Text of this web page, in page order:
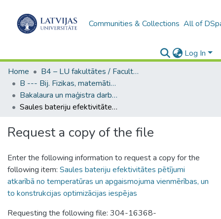
Communities & Collections All of
Log In
Home
B4 – LU fakultātes / Faculties of the UL
B --- Bij. Fizikas, matemātikas un optometrijas fakultātes studentu noslēguma darbi / Faculty of Physics, Mathematics and Optometry - Graduate works
Bakalaura un maģistra darbi (FMOF) / Bachelor's and Master's theses
Saules bateriju efektivitātes pētījumi atkarībā no temperatūras un apgaismojuma vienmērības, un to konstrukcijas optimizācijas iespējas
Request a copy of the file
Enter the following information to request a copy for the
following item: Saules bateriju efektivitātes pētījumi
atkarībā no temperatūras un apgaismojuma vienmērības, un
to konstrukcijas optimizācijas iespējas
Requesting the following file: 304-16368-